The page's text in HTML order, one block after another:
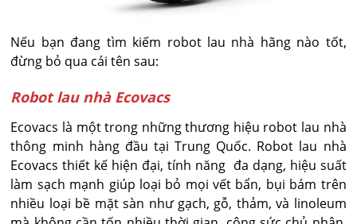
Nếu bạn đang tìm kiếm robot lau nhà hãng nào tốt,
đừng bỏ qua cái tên sau:
Robot lau nhà Ecovacs
Ecovacs là một trong những thương hiệu robot lau nhà
thông minh hàng đầu tại Trung Quốc. Robot lau nhà
Ecovacs thiết kế hiện đại, tính năng đa dạng, hiệu suất
làm sạch mạnh giúp loại bỏ mọi vết bẩn, bụi bám trên
nhiều loại bề mặt sàn như gạch, gỗ, thảm, và linoleum